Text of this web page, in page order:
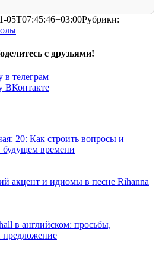
05T07:45:46+03:00Рубрики:
|
с друзьями!
20: Как строить вопросы и
времени
акцент и идиомы в песне Rihanna
в английском: просьбы,
предложение